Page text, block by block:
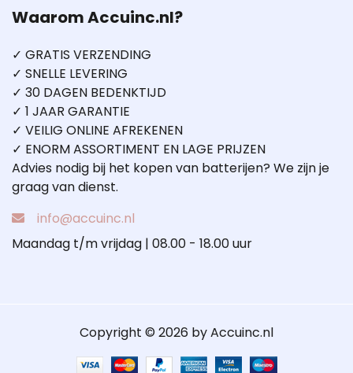
Waarom Accuinc.nl?
✓ GRATIS VERZENDING
✓ SNELLE LEVERING
✓ 30 DAGEN BEDENKTIJD
✓ 1 JAAR GARANTIE
✓ VEILIG ONLINE AFREKENEN
✓ ENORM ASSORTIMENT EN LAGE PRIJZEN
Advies nodig bij het kopen van batterijen? We zijn je
graag van dienst.
info@accuinc.nl
Maandag t/m vrijdag | 08.00 - 18.00 uur
Copyright © 2026 by Accuinc.nl